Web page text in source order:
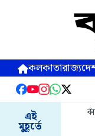
কলকাতারাজ্য
এই
মুহূর্তে